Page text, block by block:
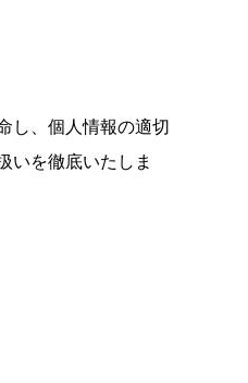
し、個人情報の適切
いを徹底いたしま